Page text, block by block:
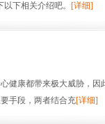
下相关介绍吧。
[详细]
康都带来极大威胁，因
手段，两者结合充[详细]